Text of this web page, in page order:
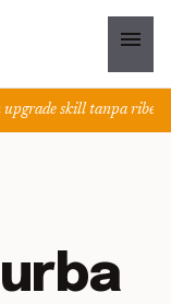
menu
skill tanpa ribet?